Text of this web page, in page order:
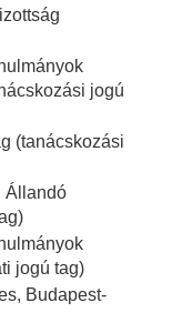
jogú
(tanácskozási
Állandó
jogú tag)
Budapest-